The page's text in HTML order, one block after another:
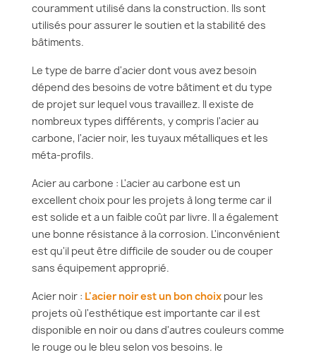
couramment utilisé dans la construction. Ils sont
utilisés pour assurer le soutien et la stabilité des
bâtiments.
Le type de barre d'acier dont vous avez besoin
dépend des besoins de votre bâtiment et du type
de projet sur lequel vous travaillez. Il existe de
nombreux types différents, y compris l'acier au
carbone, l'acier noir, les tuyaux métalliques et les
méta-profils.
Acier au carbone : L'acier au carbone est un
excellent choix pour les projets à long terme car il
est solide et a un faible coût par livre. Il a également
une bonne résistance à la corrosion. L'inconvénient
est qu'il peut être difficile de souder ou de couper
sans équipement approprié.
Acier noir : L'acier noir est un bon choix pour les
projets où l'esthétique est importante car il est
disponible en noir ou dans d'autres couleurs comme
le rouge ou le bleu selon vos besoins. le